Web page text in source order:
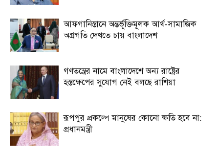
আফগানিস্তানে অন্তর্ভূক্তিমূলক আর্থ-সামাজিক
অগ্রগতি দেখতে চায় বাংলাদেশ
গণতন্ত্রের নামে বাংলাদেশে অন্য রাষ্ট্রের
হস্তক্ষেপের সুযোগ নেই বলছে রাশিয়া
রূপপুর প্রকল্পে মানুষের কোনো ক্ষতি হবে না:
প্রধানমন্ত্রী